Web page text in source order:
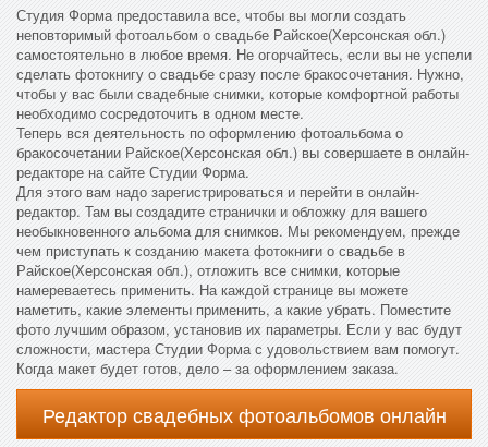
Студия Форма предоставила все, чтобы вы могли создать
неповторимый фотоальбом о свадьбе Райское(Херсонская обл.)
самостоятельно в любое время. Не огорчайтесь, если вы не успели
сделать фотокнигу о свадьбе сразу после бракосочетания. Нужно,
чтобы у вас были свадебные снимки, которые комфортной работы
необходимо сосредоточить в одном месте.
Теперь вся деятельность по оформлению фотоальбома о
бракосочетании Райское(Херсонская обл.) вы совершаете в онлайн-
редакторе на сайте Студии Форма.
Для этого вам надо зарегистрироваться и перейти в онлайн-
редактор. Там вы создадите странички и обложку для вашего
необыкновенного альбома для снимков. Мы рекомендуем, прежде
чем приступать к созданию макета фотокниги о свадьбе в
Райское(Херсонская обл.), отложить все снимки, которые
намереваетесь применить. На каждой странице вы можете
наметить, какие элементы применить, а какие убрать. Поместите
фото лучшим образом, установив их параметры. Если у вас будут
сложности, мастера Студии Форма с удовольствием вам помогут.
Когда макет будет готов, дело – за оформлением заказа.
Редактор свадебных фотоальбомов онлайн